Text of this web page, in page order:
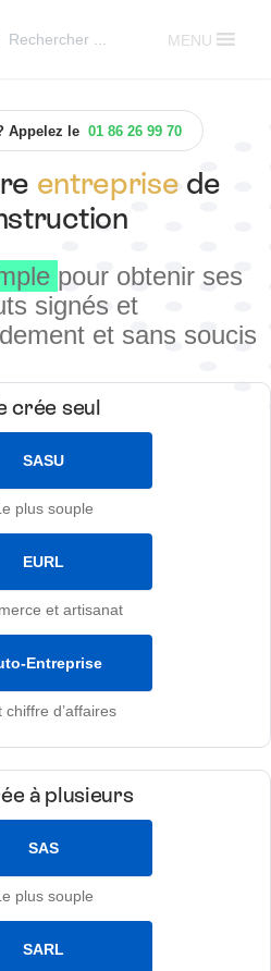
for:
MENU
Appelez le 01 86 26 99 70
entreprise de
pour obtenir ses
signés et
et sans soucis
crée seul
SASU
plus souple
EURL
et artisanat
Entreprise
chiffre d’affaires
à plusieurs
SAS
plus souple
SARL